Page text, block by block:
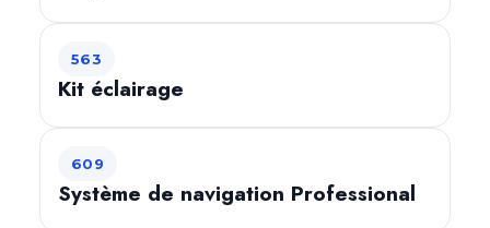
563
Kit éclairage
609
Système de navigation Professional